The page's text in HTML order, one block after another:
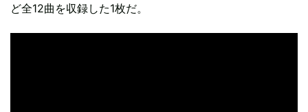
ど全12曲を収録した1枚だ。